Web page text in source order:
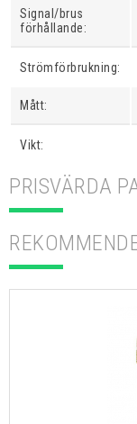
Signal/brus
förhållande:
Strömförbrukning:
Mått:
Vikt:
PRISVÄRDA